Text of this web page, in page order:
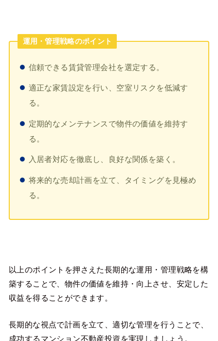
運用・管理戦略のポイント
信頼できる賃貸管理会社を選定する。
適正な家賃設定を行い、空室リスクを低減す
る。
定期的なメンテナンスで物件の価値を維持す
る。
入居者対応を徹底し、良好な関係を築く。
将来的な売却計画を立て、タイミングを見極め
る。
以上のポイントを押さえた長期的な運用・管理戦略を構
築することで、物件の価値を維持・向上させ、安定した
収益を得ることができます。
長期的な視点で計画を立て、適切な管理を行うことで、
成功するマンション不動産投資を実現しましょう。